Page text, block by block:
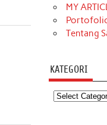
MY
Tentang
KATEGORI
Kategori